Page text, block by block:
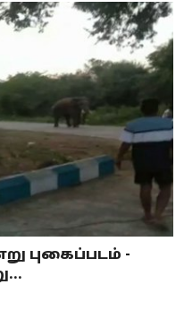
புகைப்படம் -